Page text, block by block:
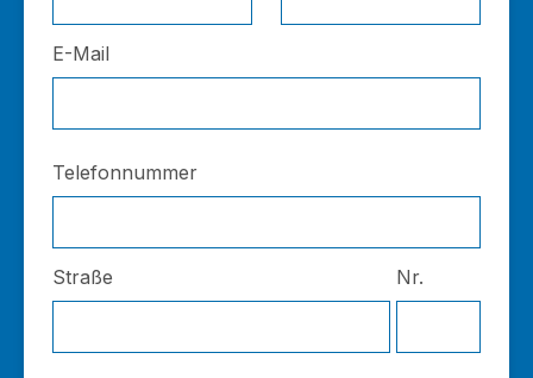
E-Mail
Telefonnummer
Straße Nr.